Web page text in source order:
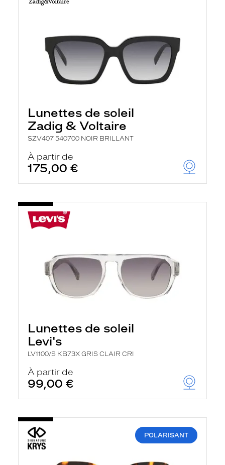
Lunettes de soleil
Zadig & Voltaire
SZV407 540700 NOIR BRILLANT
À partir de
175,00 €
Lunettes de soleil
Levi's
LV1100/S KB73X GRIS CLAIR CRI
À partir de
99,00 €
POLARISANT